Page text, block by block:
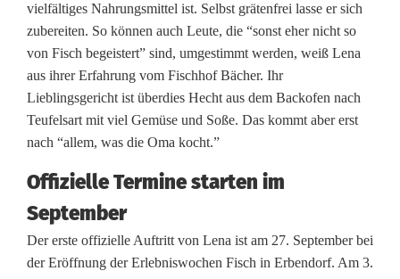
vielfältiges Nahrungsmittel ist. Selbst grätenfrei lasse er sich
zubereiten. So können auch Leute, die “sonst eher nicht so
von Fisch begeistert” sind, umgestimmt werden, weiß Lena
aus ihrer Erfahrung vom Fischhof Bächer. Ihr
Lieblingsgericht ist überdies Hecht aus dem Backofen nach
Teufelsart mit viel Gemüse und Soße. Das kommt aber erst
nach “allem, was die Oma kocht.”
Offizielle Termine starten im
September
Der erste offizielle Auftritt von Lena ist am 27. September bei
der Eröffnung der Erlebniswochen Fisch in Erbendorf. Am 3.